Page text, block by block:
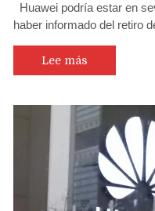
Huawei podría estar en
haber informado del retiro
Lee más